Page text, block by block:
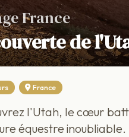
France
de
France
l'Utah, le cœur
équestre